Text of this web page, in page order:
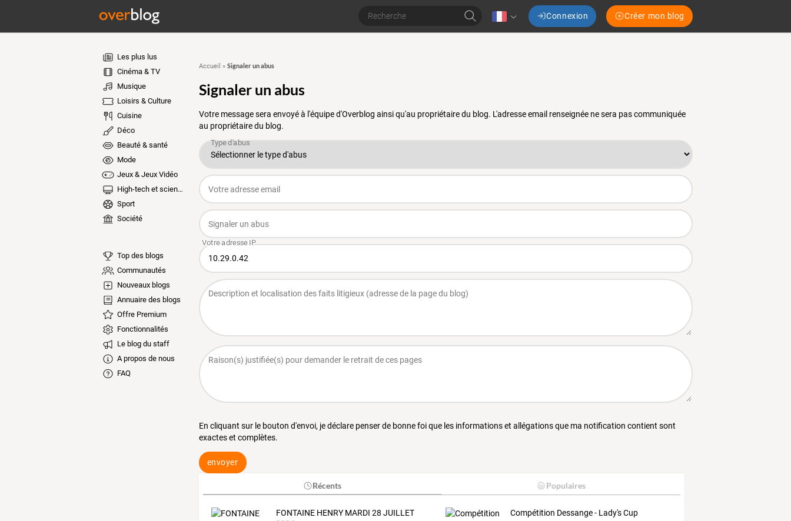
Connexion Créer mon blog
Les plus lus
Cinéma & TV
Musique
Loisirs & Culture
Cuisine
Déco
Beauté & santé
Mode
Jeux & Jeux Vidéo
High-tech et sciences
Sport
Société
Top des blogs
Communautés
Nouveaux blogs
Annuaire des blogs
Offre Premium
Fonctionnalités
Le blog du staff
A propos de nous
FAQ
Accueil » Signaler un abus
Signaler un abus
Votre message sera envoyé à l'équipe d'Overblog ainsi qu'au propriétaire du blog. L'adresse email renseignée ne sera pas communiquée
au propriétaire du blog.
En cliquant sur le bouton d'envoi, je déclare penser de bonne foi que les informations et allégations que ma notification contient sont
exactes et complètes.
envoyer
Récents Populaires
FONTAINE HENRY MARDI 28 JUILLET
Compétition Dessange - Lady's Cup